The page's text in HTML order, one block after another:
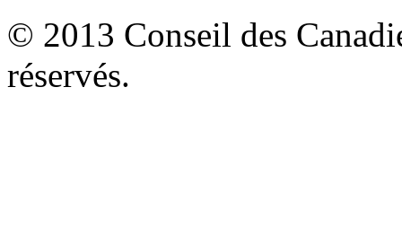
© 2013 Conseil des
réservés.